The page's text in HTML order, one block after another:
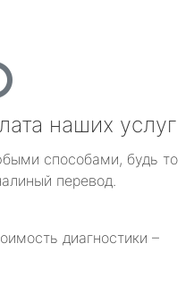
наших услуг
способами, будь то
перевод.
диагностики –